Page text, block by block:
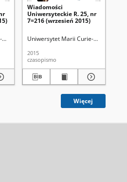
(Lublin)
Wiadomości
Uniwersyteckie R. 25, nr
7=216 (wrzesień 2015)
Uniwersytet Marii Curie-
2015
czasopismo
Więcej